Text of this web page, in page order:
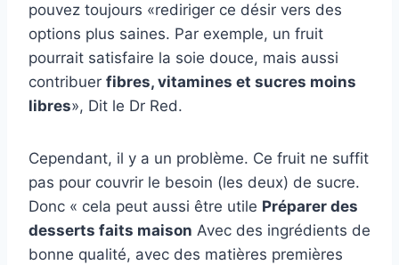
pouvez toujours «rediriger ce désir vers des
options plus saines. Par exemple, un fruit
pourrait satisfaire la soie douce, mais aussi
contribuer fibres, vitamines et sucres moins
libres», Dit le Dr Red.
Cependant, il y a un problème. Ce fruit ne suffit
pas pour couvrir le besoin (les deux) de sucre.
Donc « cela peut aussi être utile Préparer des
desserts faits maison Avec des ingrédients de
bonne qualité, avec des matières premières